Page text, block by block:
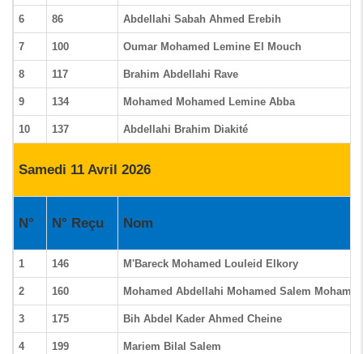
6 86 Abdellahi Sabah Ahmed Erebih
7 100 Oumar Mohamed Lemine El Mouch
8 117 Brahim Abdellahi Rave
9 134 Mohamed Mohamed Lemine Abba
10 137 Abdellahi Brahim Diakité
Samedi 11 Avril 2026
N° N° Reçu Nom
1 146 M'Bareck Mohamed Louleid Elkory
2 160 Mohamed Abdellahi Mohamed Salem
3 175 Bih Abdel Kader Ahmed Cheine
4 199 Mariem Bilal Salem